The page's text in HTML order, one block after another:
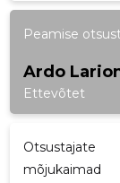
Peamise
Ardo
Ettevõtet
Otsustajate
mõjukaimad